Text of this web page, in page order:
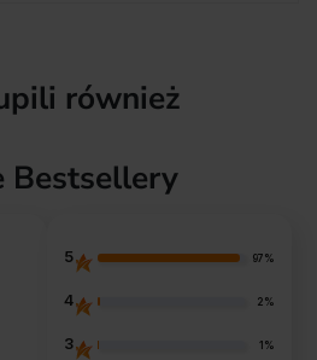
również
Bestsellery
5 97%
4 2%
3 1%